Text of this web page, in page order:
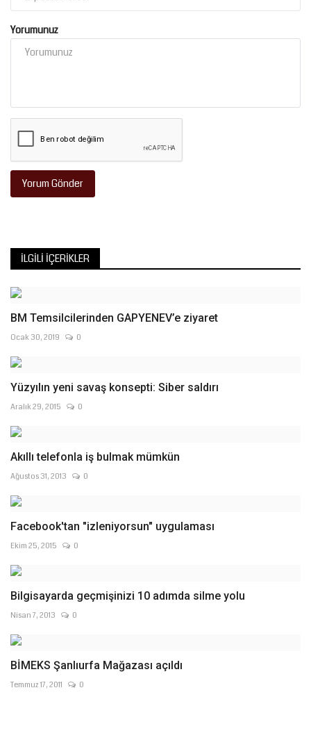
Yorumunuz
Yorum Gönder
İLGILI İÇERIKLER
BM Temsilcilerinden GAPYENEV’e ziyaret
Ocak 30, 2019 0
Yüzyılın yeni savaş konsepti: Siber saldırı
Aralık 29, 2015 0
Akıllı telefonla iş bulmak mümkün
Ağustos 31, 2013 0
Facebook'tan "izleniyorsun" uygulaması
Ekim 25, 2015 0
Bilgisayarda geçmişinizi 10 adımda silme yolu
Nisan 7, 2013 0
BİMEKS Şanlıurfa Mağazası açıldı
Temmuz 17, 2011 0